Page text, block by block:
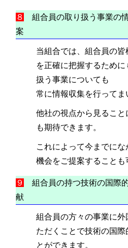
８
組合員の取り扱う事業の
案
当組合では、組合員の
を正確に把握するため
扱う事業についても
常に情報収集を行ってま
他社の視点から見ること
も期待できます。
これによって今までに
機会をご提案することも
９
組合員の持つ技術の国際
献
組合員の方々の事業に
ただくことで技術の国際
とができます。